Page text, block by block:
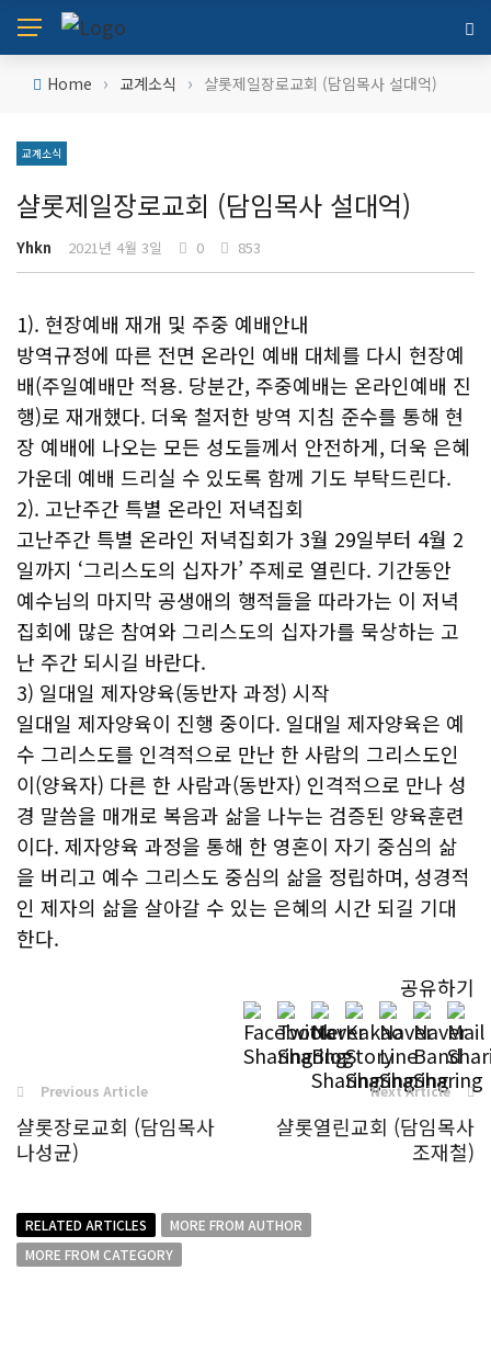
Home › 교계소식 › 샬롯제일장로교회 (담임목사 설대억)
교계소식
샬롯제일장로교회 (담임목사 설대억)
Yhkn 2021년 4월 3일 0 853
1). 현장예배 재개 및 주중 예배안내
방역규정에 따른 전면 온라인 예배 대체를 다시 현장예
배(주일예배만 적용. 당분간, 주중예배는 온라인예배 진
행)로 재개했다. 더욱 철저한 방역 지침 준수를 통해 현
장 예배에 나오는 모든 성도들께서 안전하게, 더욱 은혜
가운데 예배 드리실 수 있도록 함께 기도 부탁드린다.
2). 고난주간 특별 온라인 저녁집회
고난주간 특별 온라인 저녁집회가 3월 29일부터 4월 2
일까지 ‘그리스도의 십자가’ 주제로 열린다. 기간동안
예수님의 마지막 공생애의 행적들을 따라가는 이 저녁
집회에 많은 참여와 그리스도의 십자가를 묵상하는 고
난 주간 되시길 바란다.
3) 일대일 제자양육(동반자 과정) 시작
일대일 제자양육이 진행 중이다. 일대일 제자양육은 예
수 그리스도를 인격적으로 만난 한 사람의 그리스도인
이(양육자) 다른 한 사람과(동반자) 인격적으로 만나 성
경 말씀을 매개로 복음과 삶을 나누는 검증된 양육훈련
이다. 제자양육 과정을 통해 한 영혼이 자기 중심의 삶
을 버리고 예수 그리스도 중심의 삶을 정립하며, 성경적
인 제자의 삶을 살아갈 수 있는 은혜의 시간 되길 기대
한다.
공유하기
Previous Article
샬롯장로교회 (담임목사
나성균)
Next Article
샬롯열린교회 (담임목사
조재철)
RELATED ARTICLES
MORE FROM AUTHOR
MORE FROM CATEGORY